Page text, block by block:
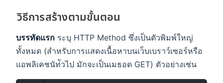
วิธีการสร้างตามขั้นตอน
บรรทัดแรก ระบุ HTTP Method ซึ่งเป็นตัวพิมพ์ใหญ่
ทั้งหมด (สำหรับการแสดงเนื้อหาบนเว็บเบราว์เซอร์หรือ
แอพลิเคชนัท่ัวไป มักจะเป็นเมธอด GET) ตัวอย่างเช่น